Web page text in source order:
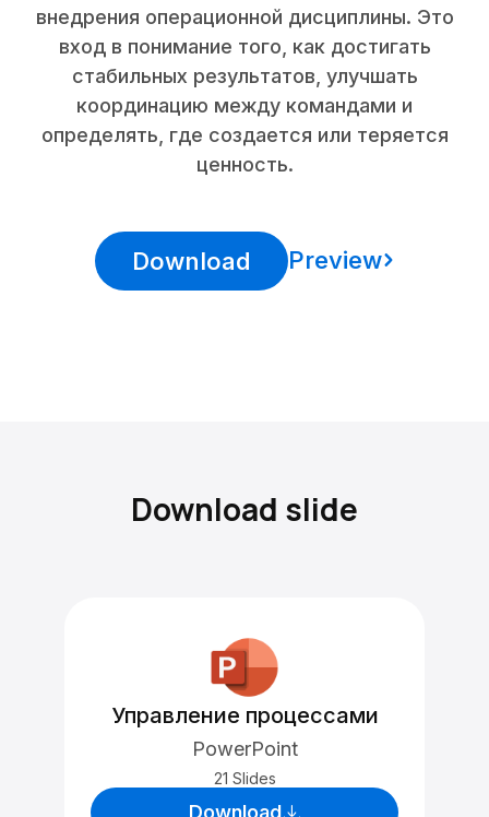
внедрения операционной дисциплины. Это
вход в понимание того, как достигать
стабильных результатов, улучшать
координацию между командами и
определять, где создается или теряется
ценность.
Download Preview
Download slide
Управление процессами
PowerPoint
21 Slides
Download